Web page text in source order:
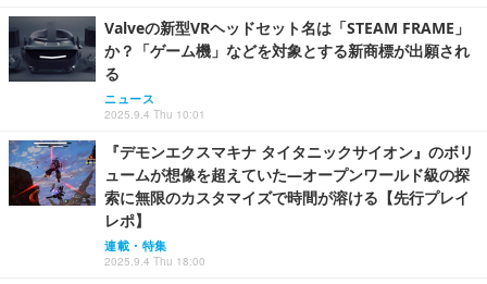
Valveの新型VRヘッドセット名は「STEAM FRAME」
か？「ゲーム機」などを対象とする新商標が出願され
る
ニュース
2025.9.4 Thu 10:01
『デモンエクスマキナ タイタニックサイオン』のボリ
ュームが想像を超えていた―オープンワールド級の探
索に無限のカスタマイズで時間が溶ける【先行プレイ
レポ】
連載・特集
2025.9.4 Thu 18:00